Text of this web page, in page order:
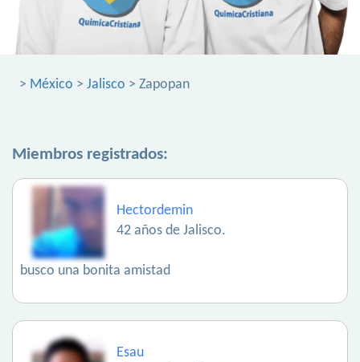
> México > Jalisco > Zapopan
Miembros registrados:
Hectordemin
42 años de Jalisco.
busco una bonita amistad
Esau